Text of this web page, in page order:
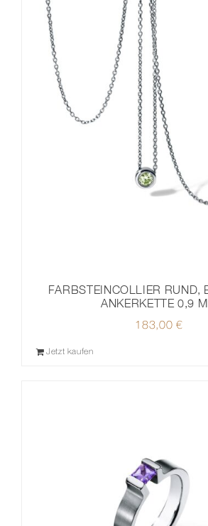
FARBSTEINCOLLIER RUND,
ANKERKETTE 0,9
183,00 €
Jetzt kaufen